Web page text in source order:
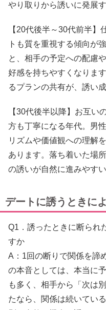
やり取りから誘いに発展
【20代後半～30代前半】
トも質を重視する傾向が
と、相手の予定への配慮
好感を持ちやすくなりま
るプランの共有が、誘い
【30代後半以降】お互い
方も丁寧になる年代。男
リズムや価値観への理解
あります。落ち着いた場
の誘いが自然に進みやすい
デートに誘うときに
Q1．誘ったときに断られ
すか
A：1回の断りで関係を諦
の本音としては、本当に
も多く、相手から「次は
たなら、関係は続いてい